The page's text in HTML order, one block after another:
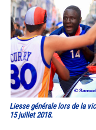
Liesse générale lors de la
15 juillet 2018.